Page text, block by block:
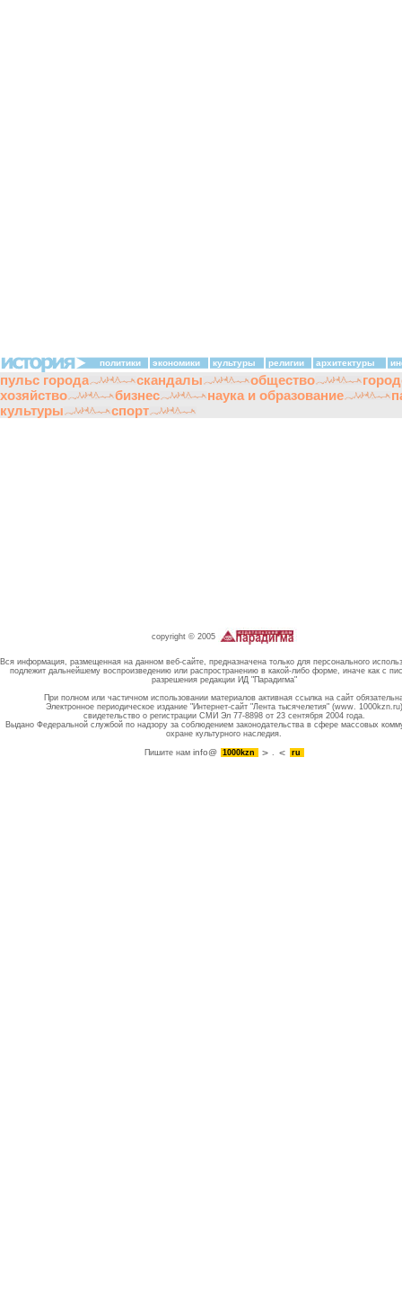
политики экономики культуры религии архитектуры
пульс города скандалы общество
хозяйство
бизнес наука и образование
культуры
спорт
copyright © 2005
Вся информация, размещенная на данном веб-сайте, предназначена только для персонального
подлежит дальнейшему воспроизведению или распространению в какой-либо форме, иначе как с
разрешения редакции ИД "Парадигма"
При полном или частичном использовании материалов активная ссылка на сайт
Электронное периодическое издание "Интернет-сайт "Лента тысячелетия" (www. 1000kzn.ru)
свидетельство о регистрации СМИ Эл 77-8898 от 23 сентября 2004 года.
Выдано Федеральной службой по надзору за соблюдением законодательства в сфере массовых
охране культурного наследия.
Пишите намinfo@ 1000kzn . ru